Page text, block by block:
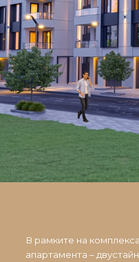
В рамките на
апартамента –